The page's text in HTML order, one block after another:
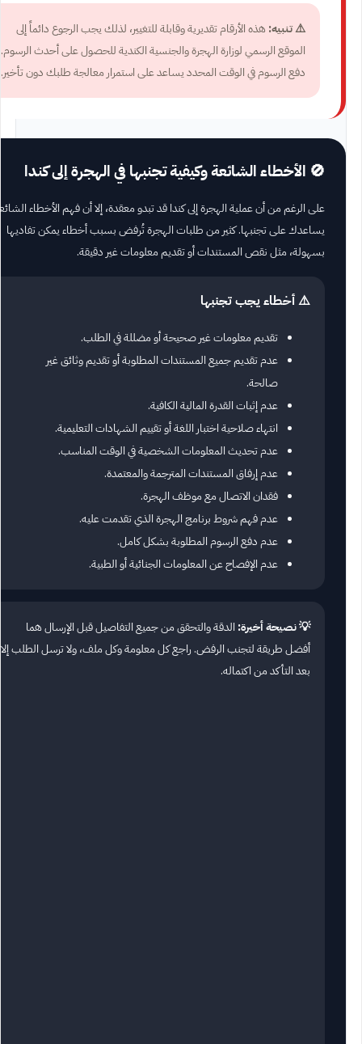
⚠️ تنبيه: هذه الأرقام تقديرية وقابلة للتغيير، لذلك يجب الرجوع دائماً إلى
الموقع الرسمي لوزارة الهجرة والجنسية الكندية للحصول على أحدث الرسوم.
دفع الرسوم في الوقت المحدد يساعد على استمرار معالجة طلبك دون تأخير.
🚫 الأخطاء الشائعة وكيفية تجنبها في الهجرة إلى كندا
على الرغم من أن عملية الهجرة إلى كندا قد تبدو معقدة، إلا أن فهم الأخطاء
يساعدك على تجنبها. كثير من طلبات الهجرة تُرفض بسبب أخطاء يمكن تفاديها
بسهولة، مثل نقص المستندات أو تقديم معلومات غير دقيقة.
⚠️ أخطاء يجب تجنبها
تقديم معلومات غير صحيحة أو مضللة في الطلب.
عدم تقديم جميع المستندات المطلوبة أو تقديم وثائق غير
صالحة.
عدم إثبات القدرة المالية الكافية.
انتهاء صلاحية اختبار اللغة أو تقييم الشهادات التعليمية.
عدم تحديث المعلومات الشخصية في الوقت المناسب.
عدم إرفاق المستندات المترجمة والمعتمدة.
فقدان الاتصال مع موظف الهجرة.
عدم فهم شروط برنامج الهجرة الذي تقدمت عليه.
عدم دفع الرسوم المطلوبة بشكل كامل.
عدم الإفصاح عن المعلومات الجنائية أو الطبية.
💡 نصيحة أخيرة: الدقة والتحقق من جميع التفاصيل قبل الإرسال هما
أفضل طريقة لتجنب الرفض. راجع كل معلومة وكل ملف، ولا ترسل الطلب إلا
بعد التأكد من اكتماله.